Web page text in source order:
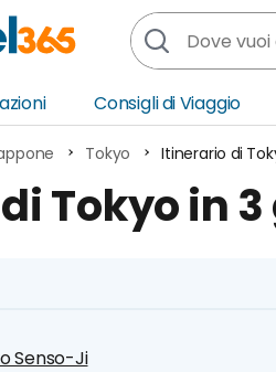
Asia
Oceania
America
Consigli di Viaggio
Tokyo Itinerario di
Tokyo in
Senso-Ji